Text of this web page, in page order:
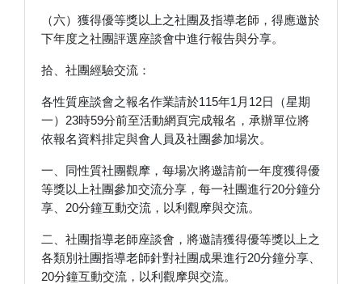
（六）獲得優等獎以上之社團及指導老師，得應邀於
下年度之社團評選座談會中進行報告與分享。
拾、社團經驗交流：
各性質座談會之報名作業請於115年1月12日（星期
一）23時59分前至活動網頁完成報名，承辦單位將
依報名資料排定與會人員及社團參加場次。
一、同性質社團觀摩，每場次將邀請前一年度獲得優
等獎以上社團參加交流分享，每一社團進行20分鐘分
享、20分鐘互動交流，以利觀摩與交流。
二、社團指導老師座談會，將邀請獲得優等獎以上之
各類別社團指導老師針對社團成果進行20分鐘分享、
20分鐘互動交流，以利觀摩與交流。